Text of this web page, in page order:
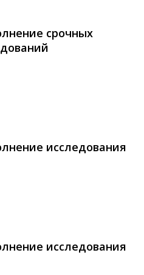
срочных
исследования
исследования